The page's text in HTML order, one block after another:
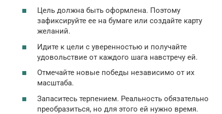
Цель должна быть оформлена. Поэтому
зафиксируйте ее на бумаге или создайте карту
желаний.
Идите к цели с уверенностью и получайте
удовольствие от каждого шага навстречу ей.
Отмечайте новые победы независимо от их
масштаба.
Запаситесь терпением. Реальность обязательно
преобразиться, но для этого ей нужно время.